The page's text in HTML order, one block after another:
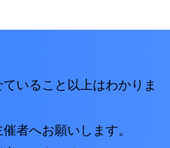
いること以上はわかりま
者へお願いします。